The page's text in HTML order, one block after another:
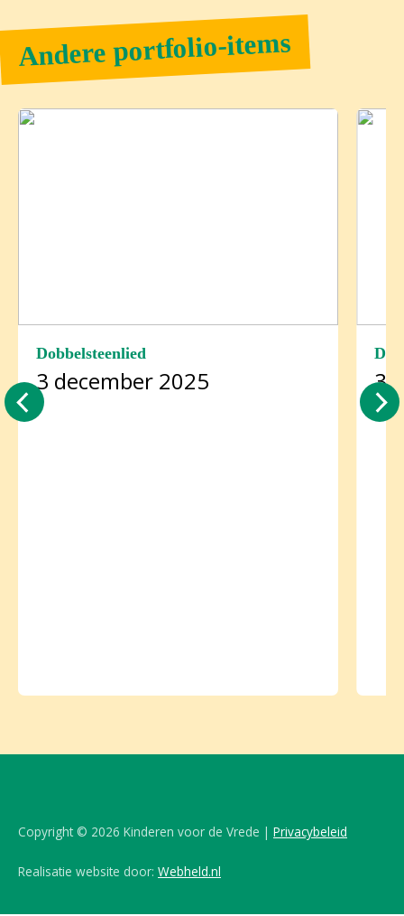
Andere portfolio-items
Dobbelsteenlied
3 december 2025 3
Copyright © 2026 Kinderen voor de Vrede | Privacybeleid
Realisatie website door: Webheld.nl